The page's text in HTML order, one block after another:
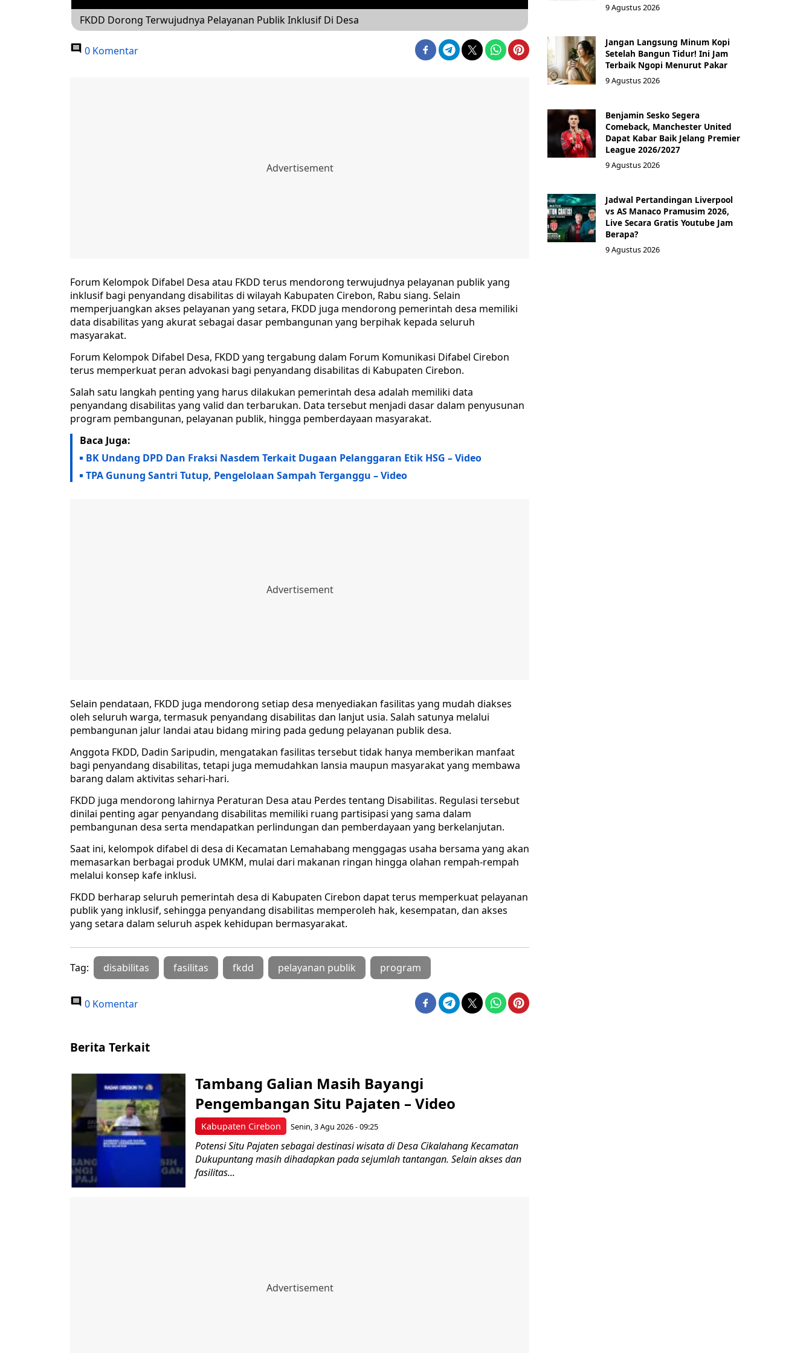
FKDD Dorong Terwujudnya Pelayanan Publik Inklusif Di Desa
0 Komentar
Forum Kelompok Difabel Desa atau FKDD terus mendorong terwujudnya pelayanan publik yang
inklusif bagi penyandang disabilitas di wilayah Kabupaten Cirebon, Rabu siang. Selain
memperjuangkan akses pelayanan yang setara, FKDD juga mendorong pemerintah desa memiliki
data disabilitas yang akurat sebagai dasar pembangunan yang berpihak kepada seluruh
masyarakat.
Forum Kelompok Difabel Desa, FKDD yang tergabung dalam Forum Komunikasi Difabel Cirebon
terus memperkuat peran advokasi bagi penyandang disabilitas di Kabupaten Cirebon.
Salah satu langkah penting yang harus dilakukan pemerintah desa adalah memiliki data
penyandang disabilitas yang valid dan terbarukan. Data tersebut menjadi dasar dalam penyusunan
program pembangunan, pelayanan publik, hingga pemberdayaan masyarakat.
Baca Juga:
BK Undang DPD Dan Fraksi Nasdem Terkait Dugaan Pelanggaran Etik HSG – Video
TPA Gunung Santri Tutup, Pengelolaan Sampah Terganggu – Video
Selain pendataan, FKDD juga mendorong setiap desa menyediakan fasilitas yang mudah diakses
oleh seluruh warga, termasuk penyandang disabilitas dan lanjut usia. Salah satunya melalui
pembangunan jalur landai atau bidang miring pada gedung pelayanan publik desa.
Anggota FKDD, Dadin Saripudin, mengatakan fasilitas tersebut tidak hanya memberikan manfaat
bagi penyandang disabilitas, tetapi juga memudahkan lansia maupun masyarakat yang membawa
barang dalam aktivitas sehari-hari.
FKDD juga mendorong lahirnya Peraturan Desa atau Perdes tentang Disabilitas. Regulasi tersebut
dinilai penting agar penyandang disabilitas memiliki ruang partisipasi yang sama dalam
pembangunan desa serta mendapatkan perlindungan dan pemberdayaan yang berkelanjutan.
Saat ini, kelompok difabel di desa di Kecamatan Lemahabang menggagas usaha bersama yang akan
memasarkan berbagai produk UMKM, mulai dari makanan ringan hingga olahan rempah-rempah
melalui konsep kafe inklusi.
FKDD berharap seluruh pemerintah desa di Kabupaten Cirebon dapat terus memperkuat pelayanan
publik yang inklusif, sehingga penyandang disabilitas memperoleh hak, kesempatan, dan akses
yang setara dalam seluruh aspek kehidupan bermasyarakat.
Tag: disabilitas fasilitas fkdd pelayanan publik program
0 Komentar
9 Agustus 2026
Jangan Langsung Minum Kopi
Setelah Bangun Tidur! Ini Jam
Terbaik Ngopi Menurut Pakar
9 Agustus 2026
Benjamin Sesko Segera
Comeback, Manchester United
Dapat Kabar Baik Jelang Premier
League 2026/2027
9 Agustus 2026
Jadwal Pertandingan Liverpool
vs AS Manaco Pramusim 2026,
Live Secara Gratis Youtube Jam
Berapa?
9 Agustus 2026
Berita Terkait
Kabupaten Cirebon
Tambang Galian Masih Bayangi
Pengembangan Situ Pajaten – Video
Senin, 3 Agu 2026 - 09:25
Potensi Situ Pajaten sebagai destinasi wisata di Desa Cikalahang Kecamatan
Dukupuntang masih dihadapkan pada sejumlah tantangan. Selain akses dan
fasilitas...